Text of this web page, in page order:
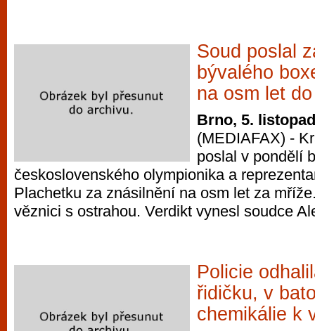
Soud poslal
bývalého
na osm let
Brno, 5.
(MEDIAFAX) -
poslal v pondělí
československého olympionika a
Plachetku za znásilnění na osm let za
věznici s ostrahou. Verdikt vynesl soudce
Policie
řidičku, v
chemikálie k